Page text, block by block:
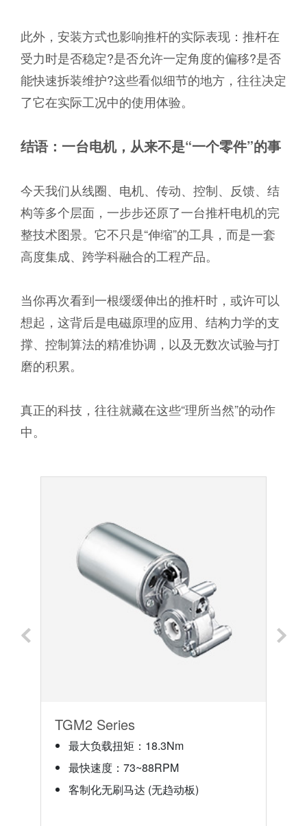
此外，安装方式也影响推杆的实际表现：推杆在
受力时是否稳定?是否允许一定角度的偏移?是否
能快速拆装维护?这些看似细节的地方，往往决定
了它在实际工况中的使用体验。
结语：一台电机，从来不是“一个零件”的事
今天我们从线圈、电机、传动、控制、反馈、结
构等多个层面，一步步还原了一台推杆电机的完
整技术图景。它不只是“伸缩”的工具，而是一套
高度集成、跨学科融合的工程产品。
当你再次看到一根缓缓伸出的推杆时，或许可以
想起，这背后是电磁原理的应用、结构力学的支
撑、控制算法的精准协调，以及无数次试验与打
磨的积累。
真正的科技，往往就藏在这些“理所当然”的动作
中。
TGM2 Series
最大负载扭矩：18.3Nm
最快速度：73~88RPM
客制化无刷马达 (无趋动板)